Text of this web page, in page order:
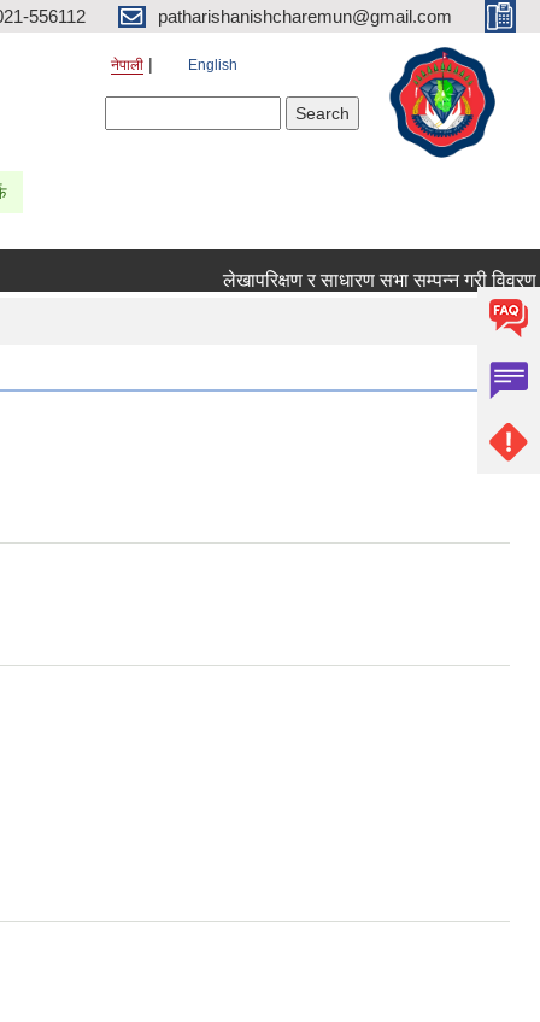
556112 patharishanishcharemun@gmail.com
नेपाली English
लेखापरिक्षण र साधारण सभा सम्पन्न गरी विवरण